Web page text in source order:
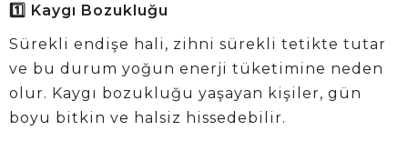
1️⃣ Kaygı Bozukluğu
Sürekli endişe hali, zihni sürekli tetikte tutar
ve bu durum yoğun enerji tüketimine neden
olur. Kaygı bozukluğu yaşayan kişiler, gün
boyu bitkin ve halsiz hissedebilir.